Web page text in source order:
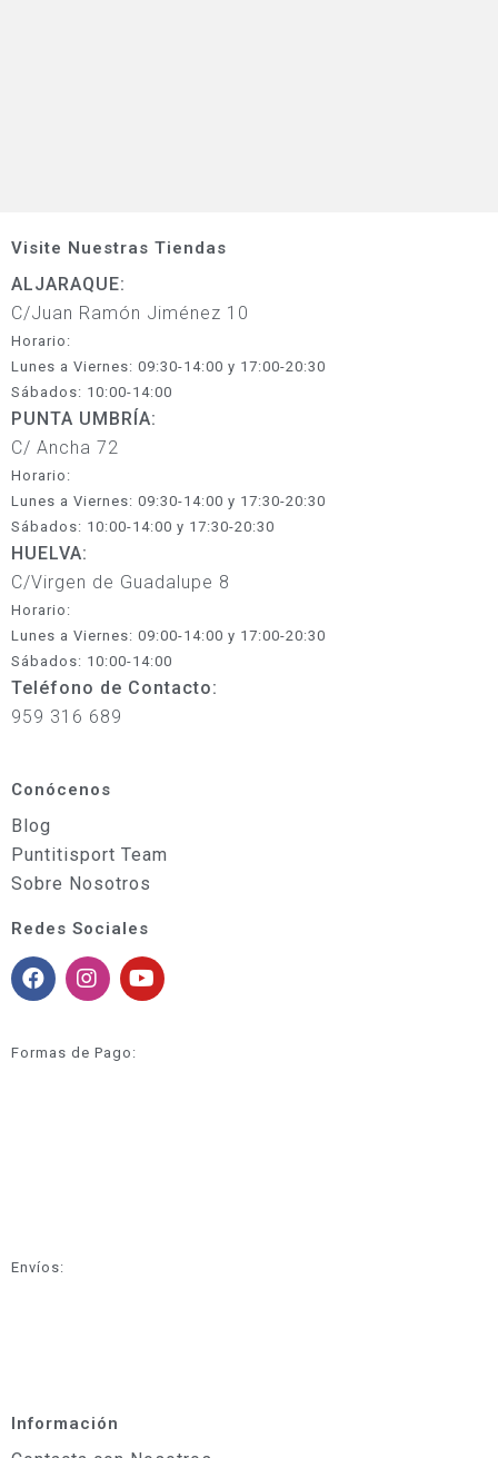
Visite Nuestras Tiendas
ALJARAQUE:
C/Juan Ramón Jiménez 10
Horario:
Lunes a Viernes: 09:30-14:00 y 17:00-20:30
Sábados: 10:00-14:00
PUNTA UMBRÍA:
C/ Ancha 72
Horario:
Lunes a Viernes: 09:30-14:00 y 17:30-20:30
Sábados: 10:00-14:00 y 17:30-20:30
HUELVA:
C/Virgen de Guadalupe 8
Horario:
Lunes a Viernes: 09:00-14:00 y 17:00-20:30
Sábados: 10:00-14:00
Teléfono de Contacto:
959 316 689
Conócenos
Blog
Puntitisport Team
Sobre Nosotros
Redes Sociales
Formas de Pago:
Envíos:
Información